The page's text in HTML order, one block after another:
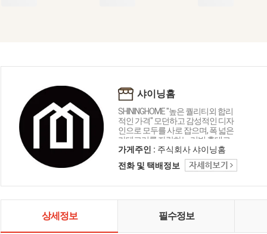
샤이닝홈
SHININGHOME "높은 퀄리티외 합리
적인 가격" 모던하고 감성적인 디자
인으로 모두를 사로 잡으며, 폭 넓은
카테고리를 자랑하는 리빙 홈데코
인테리어 샤이닝홈입니다.
가게주인 : 주식회사 샤이닝홈
전화 및 택배정보
상세정보 필수정보